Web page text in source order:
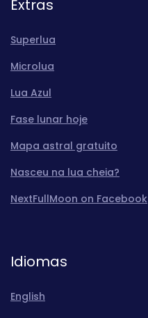
Extras
Superlua
Microlua
Lua Azul
Fase lunar hoje
Mapa astral gratuito
Nasceu na lua cheia?
NextFullMoon on Facebook
Idiomas
English